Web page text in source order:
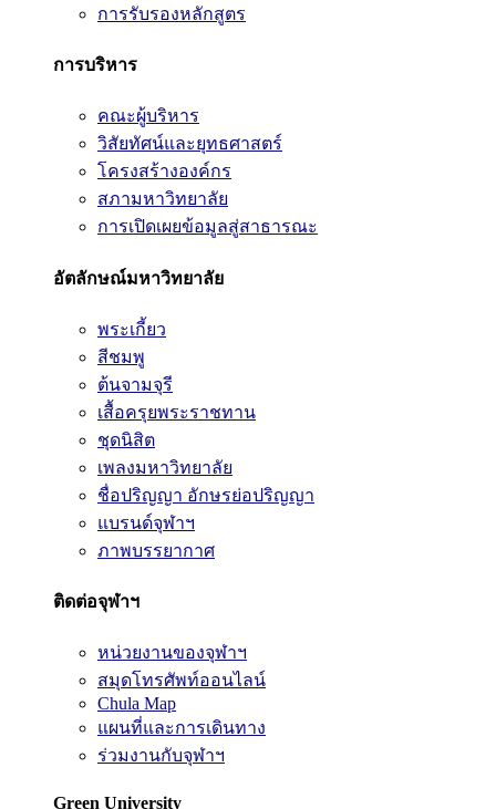
การรับรองหลักสูตร
การบริหาร
คณะผู้บริหาร
วิสัยทัศน์และยุทธศาสตร์
โครงสร้างองค์กร
สภามหาวิทยาลัย
การเปิดเผยข้อมูลสู่สาธารณะ
อัตลักษณ์มหาวิทยาลัย
พระเกี้ยว
สีชมพู
ต้นจามจุรี
เสื้อครุยพระราชทาน
ชุดนิสิต
เพลงมหาวิทยาลัย
ชื่อปริญญา อักษรย่อปริญญา
แบรนด์จุฬาฯ
ภาพบรรยากาศ
ติดต่อจุฬาฯ
หน่วยงานของจุฬาฯ
สมุดโทรศัพท์ออนไลน์
Chula Map
แผนที่และการเดินทาง
ร่วมงานกับจุฬาฯ
Green University